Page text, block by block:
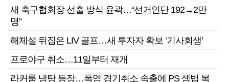
새 축구협회장 선출 방식 윤곽…“선거인단 192→2만
명”
해체설 뒤집은 LIV 골프…새 투자자 확보 ‘기사회생’
프로야구 취소…11일부터 재개
라커룸 냉탕 등장…폭염 경기취소 속출에 PS 셈법 복